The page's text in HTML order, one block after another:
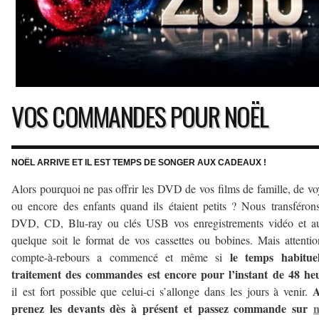
VOS COMMANDES POUR NOËL
NOËL ARRIVE ET IL EST TEMPS DE SONGER AUX CADEAUX !
Alors pourquoi ne pas offrir les DVD de vos films de famille, de
ou encore des enfants quand ils étaient petits ? Nous
DVD, CD, Blu-ray ou clés USB vos enregistrements vidéo et
quelque soit le format de vos cassettes ou bobines. Mais
compte-à-rebours a commencé et même si le temps
traitement des commandes est encore pour l’instant de 48
il est fort possible que celui-ci s’allonge dans les jours à venir.
prenez les devants dès à présent et passez commande sur